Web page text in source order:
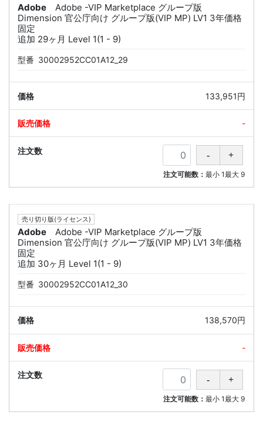
Adobe
Adobe -VIP Marketplace グループ版
Dimension 官公庁向け グループ版(VIP MP) LV1 3年価格
固定
追加 29ヶ月 Level 1(1 - 9)
型番 30002952CC01A12_29
133,951円
-
注文可能数：最小 1最大 9
売り切り版(ライセンス)
Adobe
Adobe -VIP Marketplace グループ版
Dimension 官公庁向け グループ版(VIP MP) LV1 3年価格
固定
追加 30ヶ月 Level 1(1 - 9)
型番 30002952CC01A12_30
138,570円
-
注文可能数：最小 1最大 9